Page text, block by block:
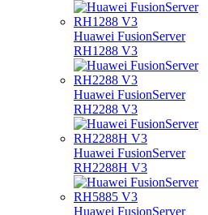
Huawei FusionServer
RH1288 V3
Huawei FusionServer
RH2288 V3
Huawei FusionServer
RH2288H V3
Huawei FusionServer